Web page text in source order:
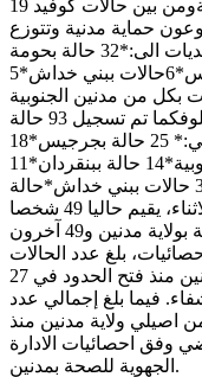
عمره أصيل معتمدية مدنين الشماليةومن بين حالات كوفيد 19
وعون حماية مدنية وتتوزع
هذه الحالات المحلية حسب المعتمديات الى:*32 حالة بحومة
السوق*9 حالات ببنقردان*8 حالات بجرجيس*6حالات ببني خداش*5
الشمالية*4 حالات بكل من مدنين الجنوبية
وميدون*حالتين بكل باجيم وسيدي مخلوفكما تم تسجيل 93 حالة
شفاء اضافية من الفيروس تتوزع كالآتي:* 25 حالة بجرجيس*18
حالة بمدنين الشمالية*16 حالة بمدنين الجنوبية*14 حالة ببنقردان*11
حالة بحومة السوق*4 بسيدي مخلوف*3 حالات ببني خداش*حالة
شفاء واحدة بكل من ميدون واجيمفي الاثناء، يقيم حاليا 49 شخصا
يحملون الفيروس بالمستشفيات العمومية بولاية مدنين و49 آخرون
بلغ عدد الحالات
الحاملة لكوفيد 19 المسجلة بولاية مدنين منذ فتح الحدود في 27
4066 حالة بينها 3202 حالةشفاء. فيما بلغ إجمالي عدد
173حالة وفاة من اصيلي ولاية مدنين منذ
وفق احصائيات الادارة
الجهوية للصحة بمدنين.